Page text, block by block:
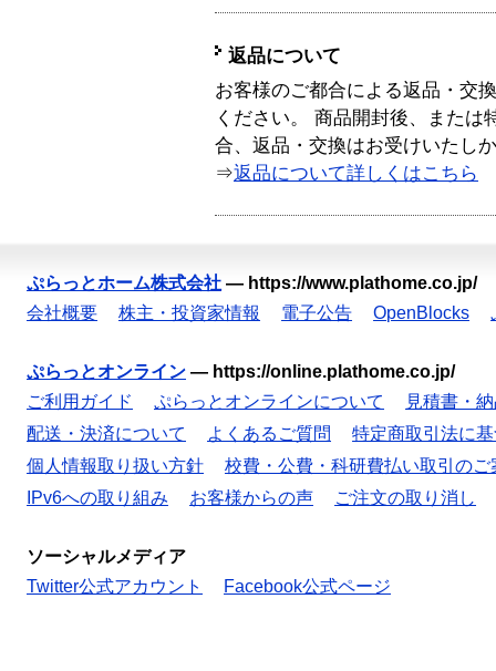
返品について
お客様のご都合による返品・交
ください。 商品開封後、または
合、返品・交換はお受けいたし
⇒返品について詳しくはこちら
ぷらっとホーム株式会社 — https://www.plathome.co.jp/
会社概要
株主・投資家情報 電子公告 OpenBlocks
ぷらっとオンライン — https://online.plathome.co.jp/
ご利用ガイド
ぷらっとオンラインについて
見積書・
配送・決済について
よくあるご質問
特定商取引法に
個人情報取り扱い方針
校費・公費・科研費払い取引のご
IPv6への取り組み
お客様からの声 ご注文の取り消し
ソーシャルメディア
Twitter公式アカウント
Facebook公式ページ